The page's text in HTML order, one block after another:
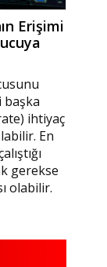
Erişimi
başka
ihtiyaç
En
gerekse
olabilir.